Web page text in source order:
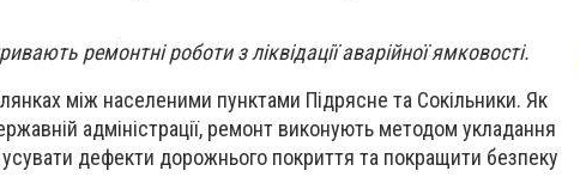
ремонтні роботи з ліквідації аварійної ямковості.
між населеними пунктами Підрясне та Сокільники. Як
адміністрації, ремонт виконують методом укладання
дефекти дорожнього покриття та покращити безпеку